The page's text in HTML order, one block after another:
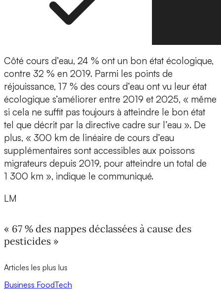
Côté cours d’eau, 24 % ont un bon état écologique,
contre 32 % en 2019. Parmi les points de
réjouissance, 17 % des cours d’eau ont vu leur état
écologique s’améliorer entre 2019 et 2025, « même
si cela ne suffit pas toujours à atteindre le bon état
tel que décrit par la directive cadre sur l’eau ». De
plus, « 300 km de linéaire de cours d’eau
supplémentaires sont accessibles aux poissons
migrateurs depuis 2019, pour atteindre un total de
1 300 km », indique le communiqué.
LM
« 67 % des nappes déclassées à cause des
pesticides »
Articles les plus lus
Business FoodTech